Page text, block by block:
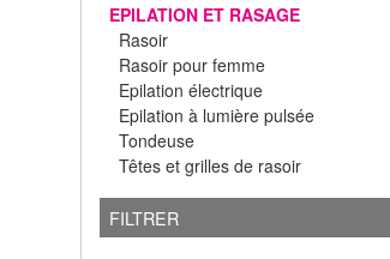
EPILATION ET RASAGE
Rasoir
Rasoir pour femme
Epilation électrique
Epilation à lumière pulsée
Tondeuse
Têtes et grilles de rasoir
FILTRER